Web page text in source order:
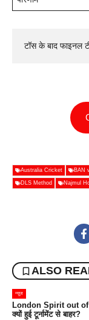
टॉस के बाद फाइनल
Australia Cricket BAN
DLS Method Najmul
ALSO
न्यूज
London Spirit out of
क्यों हुई टूर्नामेंट से बाहर?